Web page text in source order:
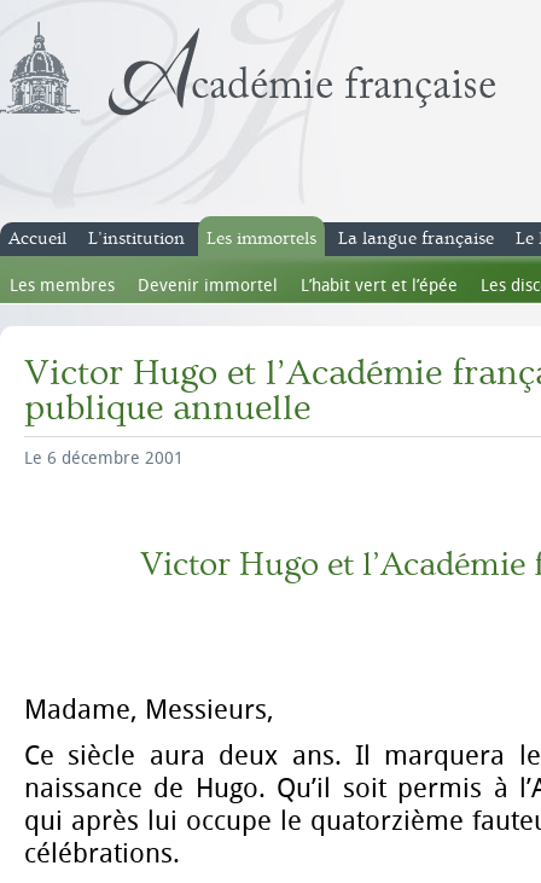
Accueil L’institution Les immortels
Les membres Devenir immortel L’habit vert et l’épée Les
La langue française Le
Victor Hugo et l’Académie
publique annuelle
Le 6 décembre 2001
Victor Hugo et l’Académie
Madame, Messieurs,
Ce siècle aura deux ans. Il marquera
naissance de Hugo. Qu’il soit permis à
qui après lui occupe le quatorzième
célébrations.